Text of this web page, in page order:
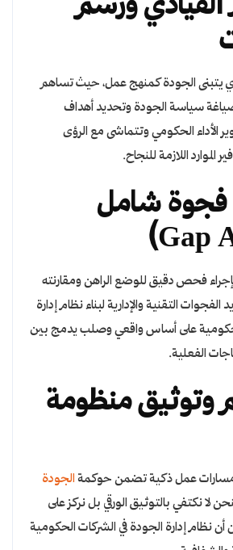
يتبنى الجودة كمنهج عمل، حيث تساهم
صياغة سياسة الجودة وتحديد أهداف
الأداء الحكومي وتتماشى مع الرؤى
اللازمة للنجاح.
فجوة شامل
بإجراء فحص دقيق للوضع الراهن ومقارنته
الفجوات التقنية والإدارية لبناء نظام إدارة
على أساس واقعي وصلب يدمج بين
الفعلية.
وتوثيق منظومة
عمل ذكية تضمن حوكمة الجودة
لا نكتفي بالتوثيق الورقي بل نركز على
أن نظام إدارة الجودة في الشركات الحكومية